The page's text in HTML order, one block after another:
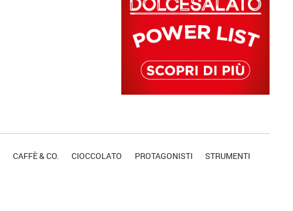
CAFFÈ & CO. CIOCCOLATO PROTAGONISTI STRUMENTI